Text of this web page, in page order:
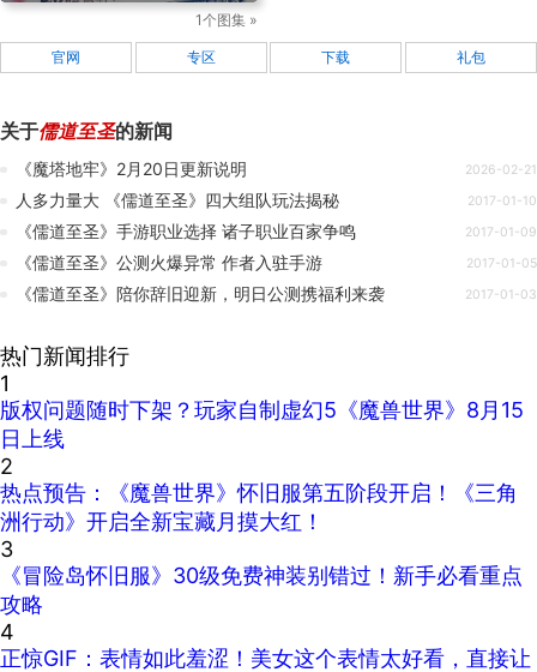
1个图集 »
官网 专区 下载 礼包
关于儒道至圣的新闻
《魔塔地牢》2月20日更新说明 2026-02-21
人多力量大 《儒道至圣》四大组队玩法揭秘 2017-01-10
《儒道至圣》手游职业选择 诸子职业百家争鸣 2017-01-09
《儒道至圣》公测火爆异常 作者入驻手游 2017-01-05
《儒道至圣》陪你辞旧迎新，明日公测携福利来袭 2017-01-03
热门新闻排行
1
版权问题随时下架？玩家自制虚幻5《魔兽世界》8月15
日上线
2
热点预告：《魔兽世界》怀旧服第五阶段开启！《三角
洲行动》开启全新宝藏月摸大红！
3
《冒险岛怀旧服》30级免费神装别错过！新手必看重点
攻略
4
正惊GIF：表情如此羞涩！美女这个表情太好看，直接让